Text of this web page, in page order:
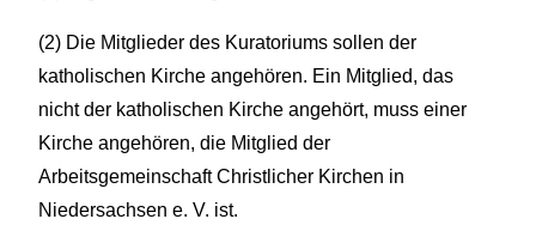
(2) Die Mitglieder des Kuratoriums sollen der
katholischen Kirche angehören. Ein Mitglied, das
nicht der katholischen Kirche angehört, muss einer
Kirche angehören, die Mitglied der
Arbeitsgemeinschaft Christlicher Kirchen in
Niedersachsen e. V. ist.